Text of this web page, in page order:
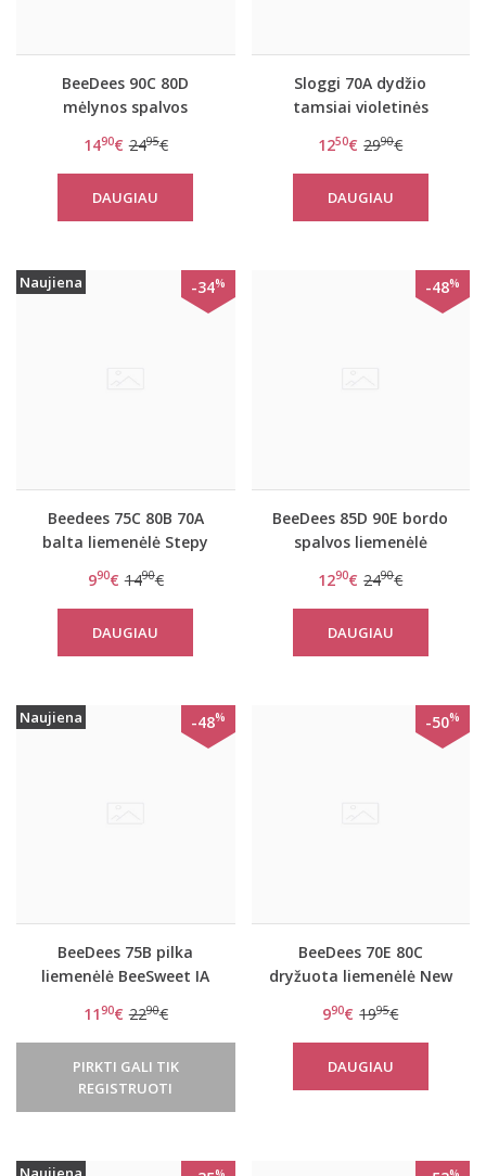
BeeDees 90C 80D
mėlynos spalvos
2180 W
1490€ 2495€
DAUGIAU
Sloggi 70A dydžio
tamsiai violetinės
liemenėlė Wow Breeze
WHU
1250€ 2990€
DAUGIAU
Naujiena -34%
Beedees 75C 80B 70A
balta liemenėlė Stepy
990€ 1490€
DAUGIAU
-48%
BeeDees 85D 90E bordo
spalvos liemenėlė
1290€ 2490€
DAUGIAU
Naujiena -48%
BeeDees 75B pilka
liemenėlė BeeSweet IA
1190€ 2290€
PIRKTI GALI TIK
REGISTRUOTI
-50%
BeeDees 70E 80C
dryžuota liemenėlė New
990€ 1995€
DAUGIAU